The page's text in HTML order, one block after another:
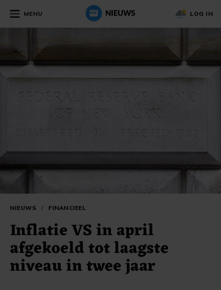
MENU LOG IN
NIEUWS / FINANCIEEL
Inflatie VS in april
afgekoeld tot laagste
niveau in twee jaar